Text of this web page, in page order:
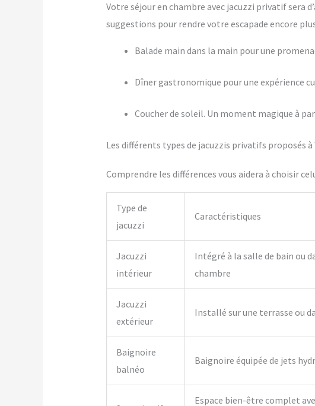
Votre séjour en chambre avec jacuzzi privatif sera
suggestions pour rendre votre escapade encore
Balade main dans la main pour une
Dîner gastronomique pour une expérience
Coucher de soleil. Un moment magique à
Les différents types de jacuzzis privatifs proposés
Comprendre les différences vous aidera à choisir
Type de
jacuzzi
Caractéristiques
Jacuzzi
intérieur
Intégré à la salle de bain ou
chambre
Jacuzzi
extérieur
Installé sur une terrasse ou
Baignoire
balnéo
Baignoire équipée de jets
Espace bien-être complet